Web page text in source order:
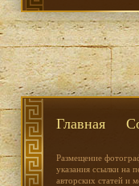
Главная
Размещение
указания ссылки на
авторских статей и